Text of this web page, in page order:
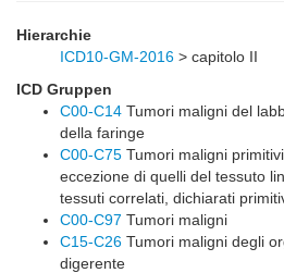
Hierarchie
ICD10-GM-2016 > capitolo II
ICD Gruppen
C00-C14 Tumori maligni del
della faringe
C00-C75 Tumori maligni
eccezione di quelli del tessuto
tessuti correlati, dichiarati
C00-C97 Tumori maligni
C15-C26 Tumori maligni degli
digerente